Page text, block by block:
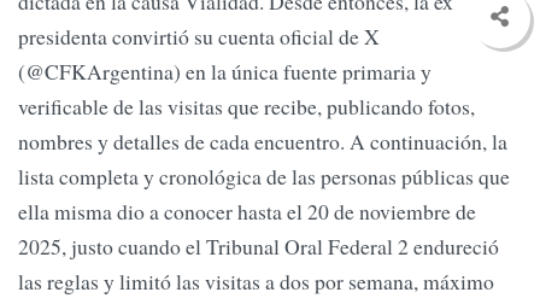
presidenta convirtió su cuenta oficial de X
(@CFKArgentina) en la única fuente primaria y
verificable de las visitas que recibe, publicando fotos,
nombres y detalles de cada encuentro. A continuación, la
lista completa y cronológica de las personas públicas que
ella misma dio a conocer hasta el 20 de noviembre de
2025, justo cuando el Tribunal Oral Federal 2 endureció
las reglas y limitó las visitas a dos por semana, máximo